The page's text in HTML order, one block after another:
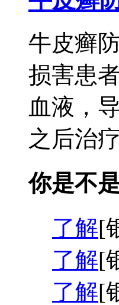
牛皮癣
损害患
血液，
之后治
你是不
了解[
了解[
了解[